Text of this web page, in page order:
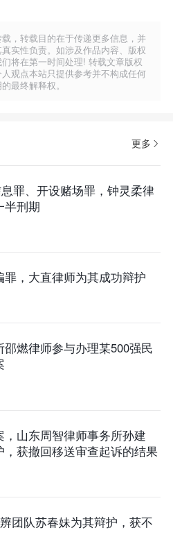
，转载目的在于传递更多信息，并
实性负责。如涉及作品内容、版权
将在第一时间处理! 转载文章版权
观点本站只提供参考并不构成任何
最终解释权。
更多
罪、开设赌场罪，钟灵柔律
半刑期
，大直律师为其成功辩护
燃律师参与办理某500强民
山东周智律师事务所孙建
获撤回移送审查起诉的结果
团队苏春妹为其辩护，获不